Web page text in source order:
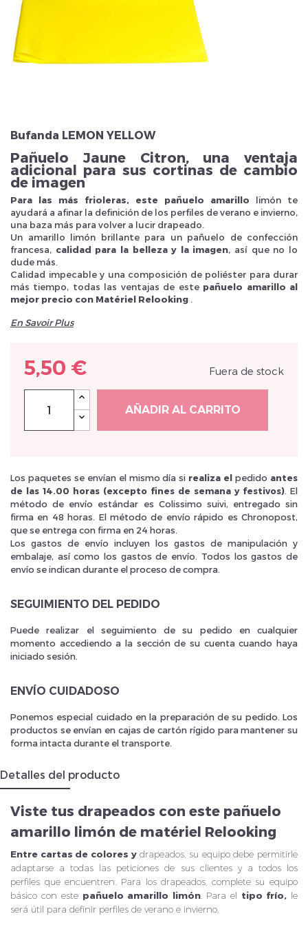
Inscrivez vous et ainsi bénéficier des tarifs professionnel
Bufanda LEMON YELLOW
Pañuelo Jaune Citron, una ventaja
adicional para sus cortinas de cambio
de imagen
Para las más frioleras, este pañuelo amarillo limón te
ayudará a afinar la definición de los perfiles de verano e invierno,
una baza más para volver a lucir drapeado.
Un amarillo limón brillante para un pañuelo de confección
francesa, calidad para la belleza y la imagen, así que no lo
dude más.
Calidad impecable y una composición de poliéster para durar
más tiempo, todas las ventajas de este pañuelo amarillo al
mejor precio con Matériel Relooking .
En Savoir Plus
5,50 € Fuera de stock
AÑADIR AL CARRITO
Los paquetes se envían el mismo día si realiza el pedido antes
de las 14.00 horas (excepto fines de semana y festivos) . El
método de envío estándar es Colissimo suivi, entregado sin
firma en 48 horas. El método de envío rápido es Chronopost,
que se entrega con firma en 24 horas.
Los gastos de envío incluyen los gastos de manipulación y
embalaje, así como los gastos de envío. Todos los gastos de
envío se indican durante el proceso de compra.
SEGUIMIENTO DEL PEDIDO
Puede realizar el seguimiento de su pedido en cualquier
momento accediendo a la sección de su cuenta cuando haya
iniciado sesión.
ENVÍO CUIDADOSO
Ponemos especial cuidado en la preparación de su pedido. Los
productos se envían en cajas de cartón rígido para mantener su
forma intacta durante el transporte.
Detalles del producto
Viste tus drapeados con este pañuelo
amarillo limón de matériel Relooking
Entre cartas de colores ydrapeados, su equipo debe permitirle
adaptarse a todas las peticiones de sus clientes y a todos los
perfiles que encuentren. Para los drapeados, complete su equipo
básico con este pañuelo amarillo limón. Para el tipo frío,le
será útil para definir perfiles de verano e invierno.